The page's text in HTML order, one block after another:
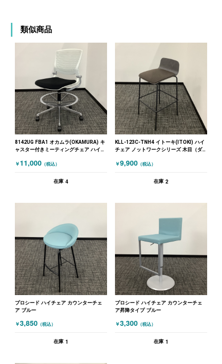
類似商品
8142UG FBA1 オカムラ(OKAMURA) キ
ャスター付きミーティングチェア ハイチ
￥ 11,000 （税込）
在庫 4
KLL-123C-TNH4 イトーキ(ITOKI) ハイ
チェア ノットワークシリーズ 木目（ダ
￥9,900 （税込）
在庫 2
プロシード ハイチェア カウンターチェ
ア ブルー
￥3,850 （税込）
在庫 1
プロシード ハイチェア カウンターチェ
ア昇降タイプ ブルー
￥3,300 （税込）
在庫 1